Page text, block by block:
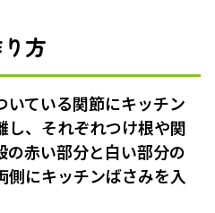
方
いている関節にキッチン
し、それぞれつけ根や関
の赤い部分と白い部分の
側にキッチンばさみを入